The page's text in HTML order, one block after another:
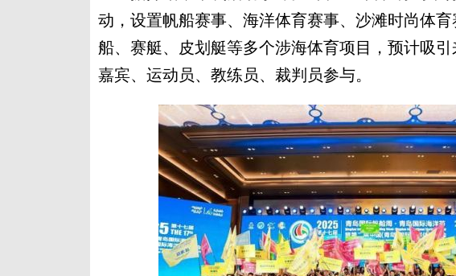
动，设置帆船赛事、海洋体育赛事、沙滩时尚体
船、赛艇、皮划艇等多个涉海体育项目，预计吸
嘉宾、运动员、教练员、裁判员参与。